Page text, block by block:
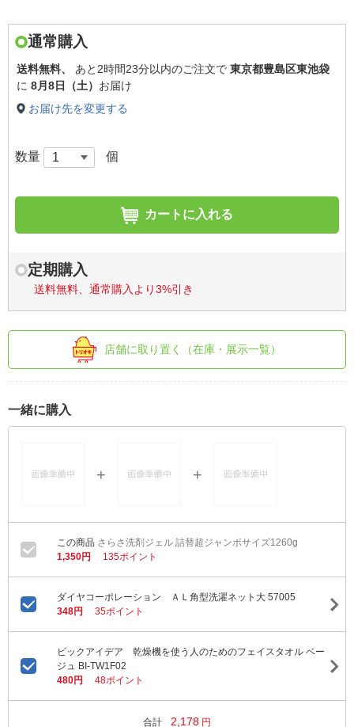
通常購入
送料無料、 あと 2時間23分以内のご注文で 東京都豊島区東池袋
に 8月8日（土） お届け
お届け先を変更する
数量 個
カートに入れる
定期購入
送料無料、通常購入より3%引き
店舗に取り置く（在庫・展示一覧）
一緒に購入
さらさ洗剤ジェル 詰替超ジャンボサイズ1260g
1,350円
135ポイント
ダイヤコーポレーション ＡＬ角型洗濯ネット大 57005
348円
35ポイント
ビックアイデア 乾燥機を使う人のためのフェイスタオル ベー
ジュ BI-TW1F02
480円
48ポイント
合計 2,178 円